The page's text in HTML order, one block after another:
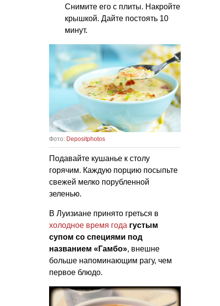
Снимите его с плиты. Накройте
крышкой. Дайте постоять 10
минут.
Фото: Depositphotos
Подавайте кушанье к столу
горячим. Каждую порцию посыпьте
свежей мелко порубленной
зеленью.
В Луизиане принято греться в
холодное время года густым
супом со специями под
названием «Гамбо», внешне
больше напоминающим рагу, чем
первое блюдо.